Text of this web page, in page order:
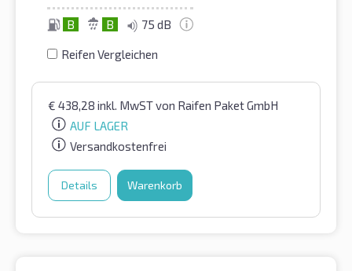
B B 75 dB
Reifen Vergleichen
€ 438,28 inkl. MwSTvon Raifen Paket GmbH
AUF LAGER
Versandkostenfrei
Details Warenkorb